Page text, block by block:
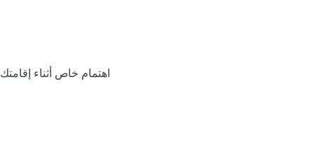
اهتمام خاص أثناء إقامتك